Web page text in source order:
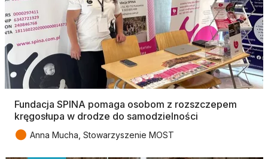
Fundacja SPINA pomaga osobom z rozszczepem
kręgosłupa w drodze do samodzielności
● Anna Mucha, Stowarzyszenie MOST